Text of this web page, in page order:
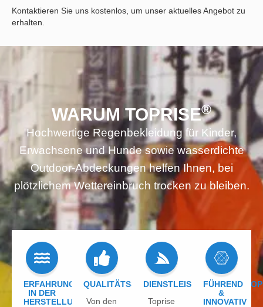
Kontaktieren Sie uns kostenlos, um unser aktuelles Angebot zu
erhalten.
WARUM TOPRISE®
Hochwertige Regenbekleidung für Kinder,
Erwachsene und Hunde sowie wasserdichte
Outdoor-Abdeckungen helfen Ihnen, bei
plötzlichem Wettereinbruch trocken zu bleiben.
ERFAHRUNG
IN DER
HERSTELLUNG
QUALITÄTSSICHERUNG
Von den
Toprise
FÜHREND
&
INNOVATIV